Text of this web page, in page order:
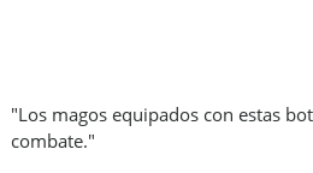
"Los magos equipados con estas
combate."